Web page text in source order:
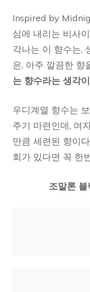
Inspired by
심에 내리는 비사
각나는 이 향수는,
은, 아주 깔끔한 향
는 향수라는 생각
우디계열 향수는
주기 마련인데, 여
만큼 세련된 향이
회가 있다면 꼭 한
조말론